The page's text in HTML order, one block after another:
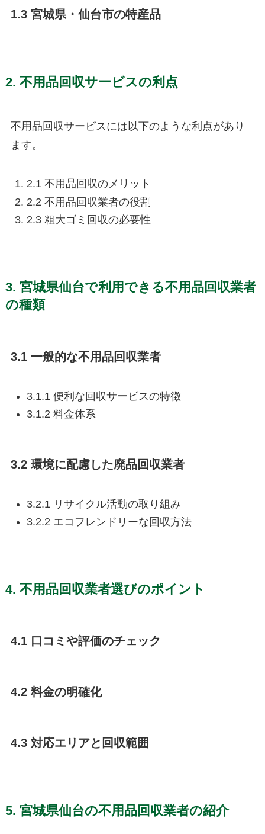
1.3 宮城県・仙台市の特産品
2. 不用品回収サービスの利点
不用品回収サービスには以下のような利点があり
ます。
2.1 不用品回収のメリット
2.2 不用品回収業者の役割
2.3 粗大ゴミ回収の必要性
3. 宮城県仙台で利用できる不用品回収業者
の種類
3.1 一般的な不用品回収業者
3.1.1 便利な回収サービスの特徴
3.1.2 料金体系
3.2 環境に配慮した廃品回収業者
3.2.1 リサイクル活動の取り組み
3.2.2 エコフレンドリーな回収方法
4. 不用品回収業者選びのポイント
4.1 口コミや評価のチェック
4.2 料金の明確化
4.3 対応エリアと回収範囲
5. 宮城県仙台の不用品回収業者の紹介